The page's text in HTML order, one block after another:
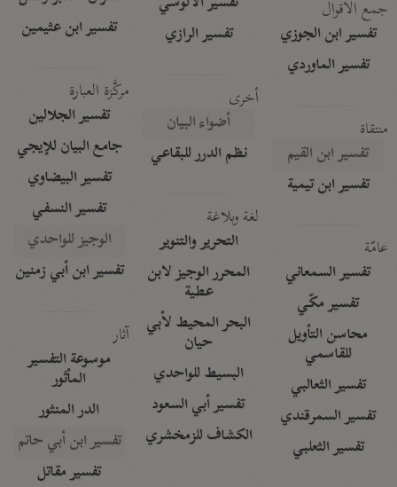
جمع الأقوال
تفسير ابن الجوزي
تفسير الماوردي
منتقاة
تفسير ابن القيم
تفسير ابن تيمية
عامّة
تفسير السمعاني
تفسير مكّي
محاسن التأويل
للقاسمي
تفسير الثعالبي
تفسير السمرقندي
تفسير الثعلبي
تفسير الرازي
أخرى
أضواء البيان
نظم الدرر للبقاعي
لغة وبلاغة
التحرير والتنوير
المحرر الوجيز لابن
عطية
البحر المحيط لأبي
حيان
البسيط للواحدي
تفسير أبي السعود
الكشاف للزمخشري
تفسير ابن عثيمين
مركَّزة العبارة
تفسير الجلالين
جامع البيان للإيجي
تفسير البيضاوي
تفسير النسفي
الوجيز للواحدي
تفسير ابن أبي زمنين
آثار
موسوعة التفسير
المأثور
الدر المنثور
تفسير ابن أبي حاتم
تفسير مقاتل